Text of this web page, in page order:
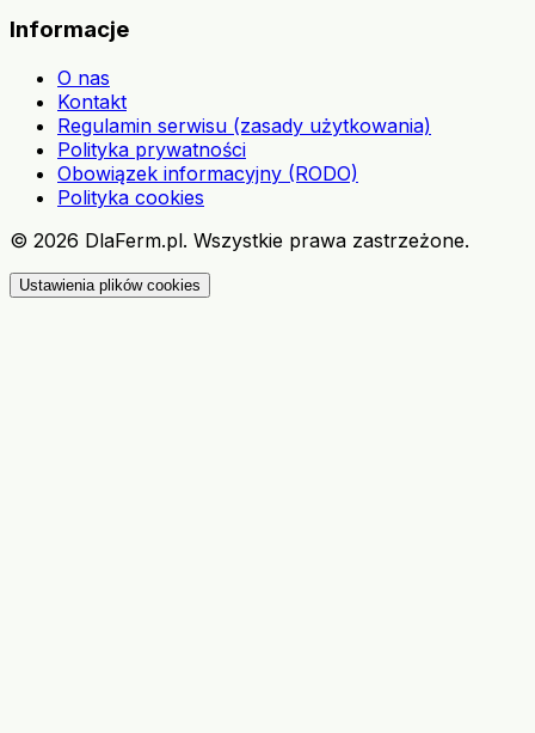
Informacje
O nas
Kontakt
Regulamin serwisu (zasady użytkowania)
Polityka prywatności
Obowiązek informacyjny (RODO)
Polityka cookies
© 2026 DlaFerm.pl. Wszystkie prawa zastrzeżone.
Ustawienia plików cookies